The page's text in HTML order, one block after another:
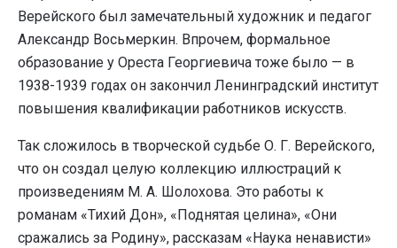
Верейского был замечательный художник и педагог
Александр Восьмеркин. Впрочем, формальное
образование у Ореста Георгиевича тоже было — в
1938-1939 годах он закончил Ленинградский институт
повышения квалификации работников искусств.
Так сложилось в творческой судьбе О. Г. Верейского,
что он создал целую коллекцию иллюстраций к
произведениям М. А. Шолохова. Это работы к
романам «Тихий Дон», «Поднятая целина», «Они
сражались за Родину», рассказам «Наука ненависти»